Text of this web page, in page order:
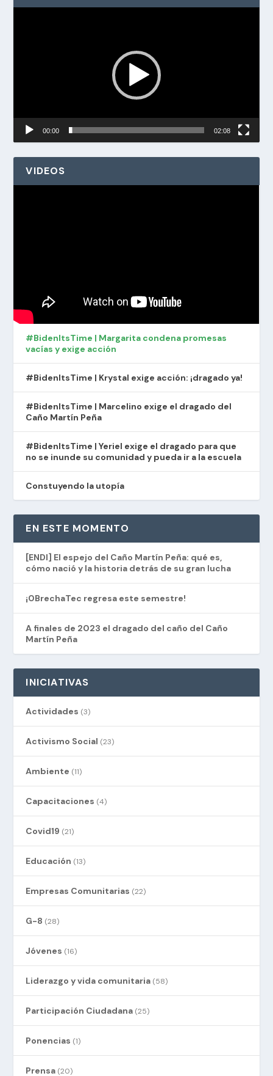
00:00 02:08
VIDEOS
#BidenItsTime | Margarita condena promesas
vacías y exige acción
#BidenItsTime | Krystal exige acción: ¡dragado ya!
#BidenItsTime | Marcelino exige el dragado del
Caño Martín Peña
#BidenItsTime | Yeriel exige el dragado para que
no se inunde su comunidad y pueda ir a la escuela
Constuyendo la utopía
EN ESTE MOMENTO
[ENDI] El espejo del Caño Martín Peña: qué es,
cómo nació y la historia detrás de su gran lucha
¡0BrechaTec regresa este semestre!
A finales de 2023 el dragado del caño del Caño
Martín Peña
INICIATIVAS
Actividades (3)
Activismo Social (23)
Ambiente (11)
Capacitaciones (4)
Covid19 (21)
Educación (13)
Empresas Comunitarias (22)
G-8 (28)
Jóvenes (16)
Liderazgo y vida comunitaria (58)
Participación Ciudadana (25)
Ponencias (1)
Prensa (20)